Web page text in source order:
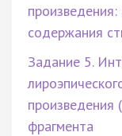
содержания
Задание 5.
произведения
фрагмента